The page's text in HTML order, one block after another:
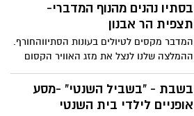
שבוע של פעילויות המתמקדות בשמירה על
הסביבה וניקיון היערות ברחבי הארץ. הציבור
מוזמן לקחת חלק בשמירה על הסביבה, ניקיון
שביל או דרך יער, לצד פעילות חווייתית
באוקטובר, ביערות קק"ל ברחבי הארץ והן
יכללו סדנאות בנושא סביבה, יער ופסולת על
בסתיו נהנים מהנוף המדברי-
תצפית הר אבנון
המדבר מקסים לטיולים בעונות הסתיווהחורף.
ההמלצה שלנו לנצל את מזג האוויר הקסום
לנסוע דרומה אל הר אבנון אשר משקיף על
המכתש הגדול. הטיול יכול להיות עצירה
קצרה או שאפשר לשלב אותו בקלות עם
בשבת - "בשביל השנטי" -מסע
אופניים לילדי בית השנטי